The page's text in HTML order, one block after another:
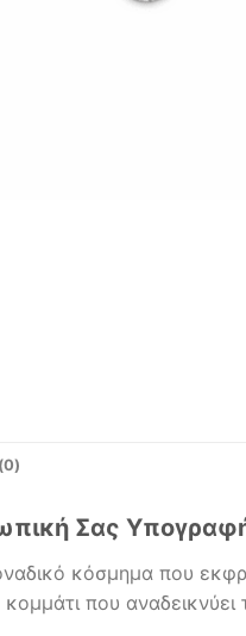
Σας
κόσμημα που
που